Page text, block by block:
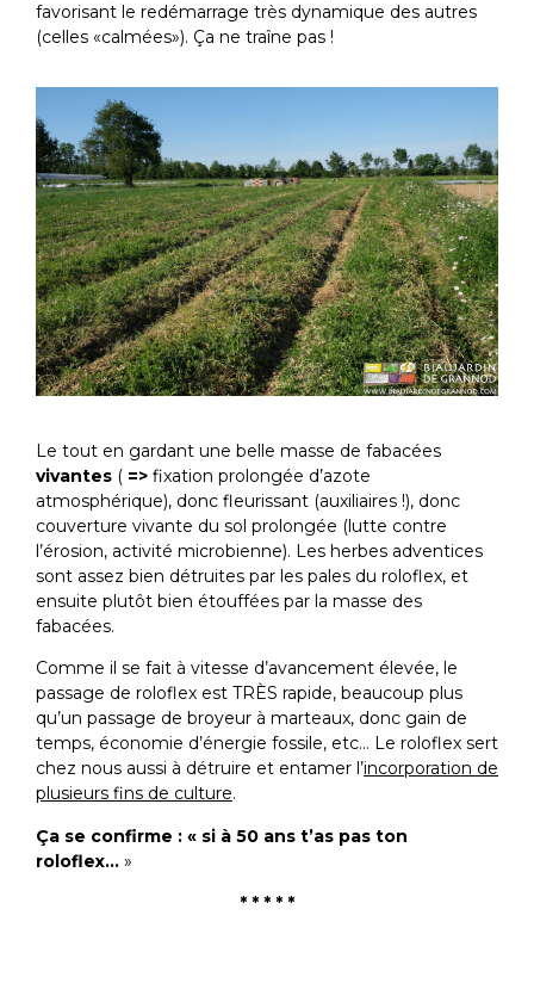
favorisant le redémarrage très dynamique des autres
(celles «calmées»). Ça ne traîne pas !
Le tout en gardant une belle masse de fabacées
vivantes ( => fixation prolongée d’azote
atmosphérique), donc fleurissant (auxiliaires !), donc
couverture vivante du sol prolongée (lutte contre
l’érosion, activité microbienne). Les herbes adventices
sont assez bien détruites par les pales du roloflex, et
ensuite plutôt bien étouffées par la masse des
fabacées.
Comme il se fait à vitesse d’avancement élevée, le
passage de roloflex est TRÈS rapide, beaucoup plus
qu’un passage de broyeur à marteaux, donc gain de
temps, économie d’énergie fossile, etc… Le roloflex sert
chez nous aussi à détruire et entamer l’incorporation de
plusieurs fins de culture.
Ça se confirme : « si à 50 ans t’as pas ton
roloflex… »
* * * * *